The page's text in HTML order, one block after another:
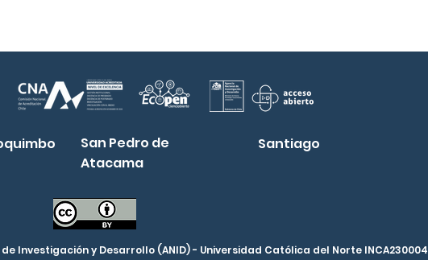
San Pedro de
Atacama
Santiago
Investigación y Desarrollo (ANID) - Universidad Católica del Norte INCA230004